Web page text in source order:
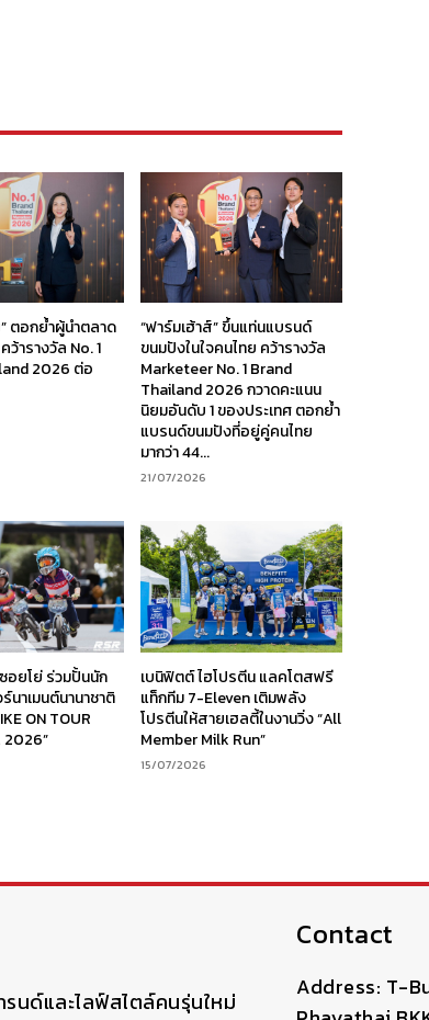
ตอกย้ำผู้นำตลาด
ว้ารางวัล No. 1
2026 ต่อ
“ฟาร์มเฮ้าส์” ขึ้นแท่นแบรนด์
ขนมปังในใจคนไทย คว้ารางวัล
Marketeer No. 1 Brand
Thailand 2026 กวาดคะแนน
นิยมอันดับ 1 ของประเทศ ตอกย้ำ
แบรนด์ขนมปังที่อยู่คู่คนไทย
มากว่า 44...
21/07/2026
อยโย่ ร่วมปั้นนัก
นาเมนต์นานาชาติ
ON TOUR
2026”
เบนิฟิตต์ ไฮโปรตีน แลคโตสฟรี
แท็กทีม 7-Eleven เติมพลัง
โปรตีนให้สายเฮลตี้ในงานวิ่ง “All
Member Milk Run”
15/07/2026
นด์และไลฟ์สไตล์คนรุ่นใหม่
Contact
Address: T-